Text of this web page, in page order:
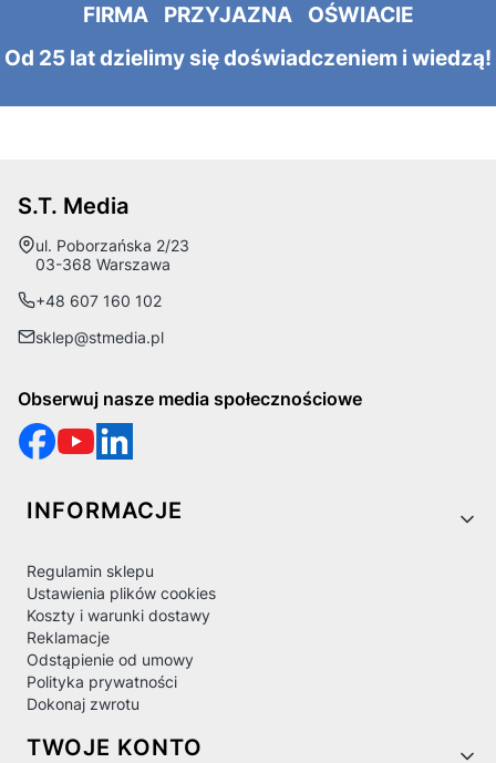
FIRMA PRZYJAZNA OŚWIACIE
Od 25 lat dzielimy się doświadczeniem i wiedzą!
S.T. Media
Adres:
ul. Poborzańska 2/23
03-368 Warszawa
+48 607 160 102
sklep@stmedia.pl
Obserwuj nasze media społecznościowe
Linki w stopce
INFORMACJE
Regulamin sklepu
Ustawienia plików cookies
Koszty i warunki dostawy
Reklamacje
Odstąpienie od umowy
Polityka prywatności
Dokonaj zwrotu
TWOJE KONTO